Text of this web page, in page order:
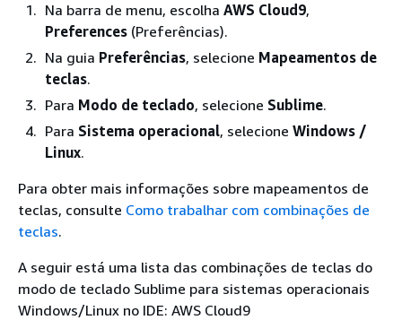
Na barra de menu, escolha AWS Cloud9,
Preferences (Preferências).
Na guia Preferências, selecione Mapeamentos de
teclas.
Para Modo de teclado, selecione Sublime.
Para Sistema operacional, selecione Windows /
Linux.
Para obter mais informações sobre mapeamentos de
teclas, consulte Como trabalhar com combinações de
teclas.
A seguir está uma lista das combinações de teclas do
modo de teclado Sublime para sistemas operacionais
Windows/Linux no IDE: AWS Cloud9